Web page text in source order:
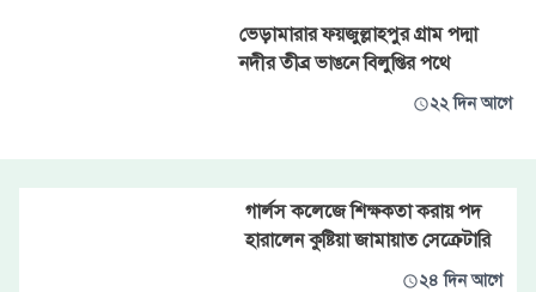
ভেড়ামারার ফয়জুল্লাহপুর গ্রাম পদ্মা
নদীর তীব্র ভাঙনে বিলুপ্তির পথে
২২ দিন আগে
গার্লস কলেজে শিক্ষকতা করায় পদ
হারালেন কুষ্টিয়া জামায়াত সেক্রেটারি
২৪ দিন আগে